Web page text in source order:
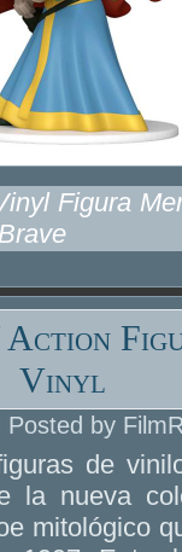
Figura
Vinyl
Posted by
de
la nueva
mitológico